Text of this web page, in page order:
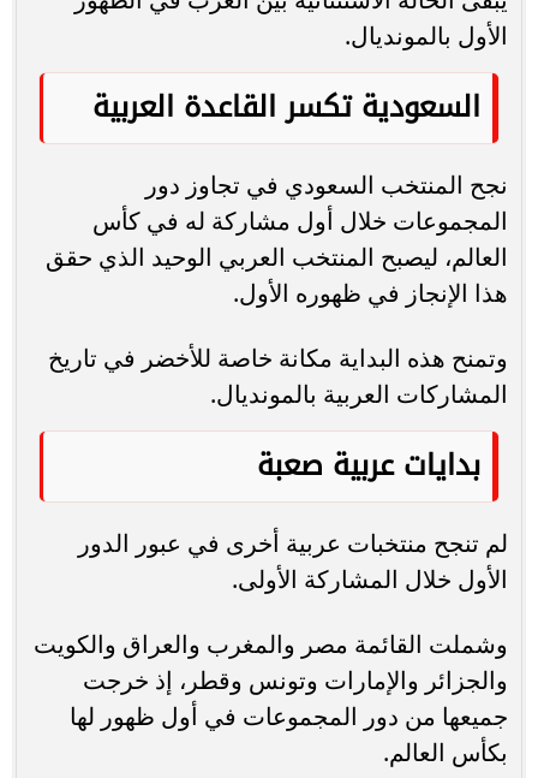
الأول بالمونديال.
السعودية تكسر القاعدة العربية
نجح المنتخب السعودي في تجاوز دور
المجموعات خلال أول مشاركة له في كأس
العالم، ليصبح المنتخب العربي الوحيد الذي حقق
هذا الإنجاز في ظهوره الأول.
وتمنح هذه البداية مكانة خاصة للأخضر في تاريخ
المشاركات العربية بالمونديال.
بدايات عربية صعبة
لم تنجح منتخبات عربية أخرى في عبور الدور
الأول خلال المشاركة الأولى.
وشملت القائمة مصر والمغرب والعراق والكويت
والجزائر والإمارات وتونس وقطر، إذ خرجت
جميعها من دور المجموعات في أول ظهور لها
بكأس العالم.